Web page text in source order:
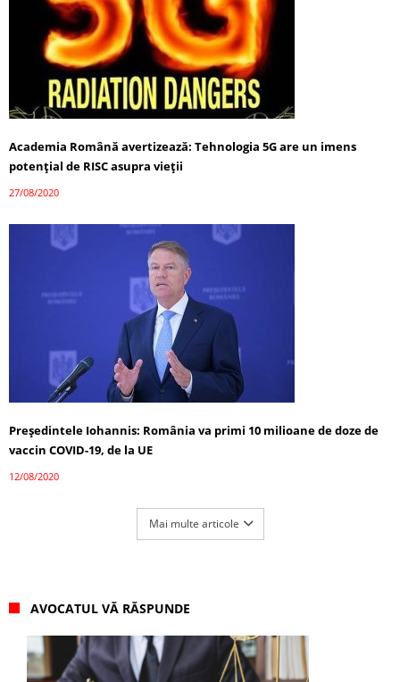
Academia Română avertizează: Tehnologia 5G are un imens
potențial de RISC asupra vieții
27/08/2020
Președintele Iohannis: România va primi 10 milioane de doze de
vaccin COVID-19, de la UE
12/08/2020
Mai multe articole
AVOCATUL VĂ RĂSPUNDE